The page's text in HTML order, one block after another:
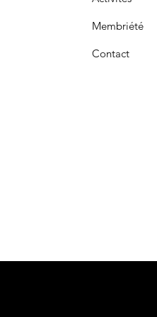
Membriété
Contact